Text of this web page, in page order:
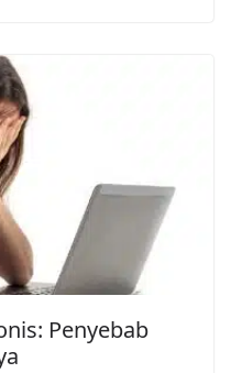
Penyebab